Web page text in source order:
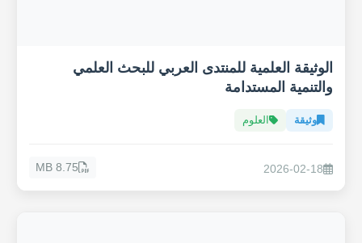
الوثيقة العلمية للمنتدى العربي للبحث العلمي
والتنمية المستدامة
وثيقة العلوم
2026-02-18
8.75 MB